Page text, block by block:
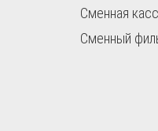
Сменная
Сменный